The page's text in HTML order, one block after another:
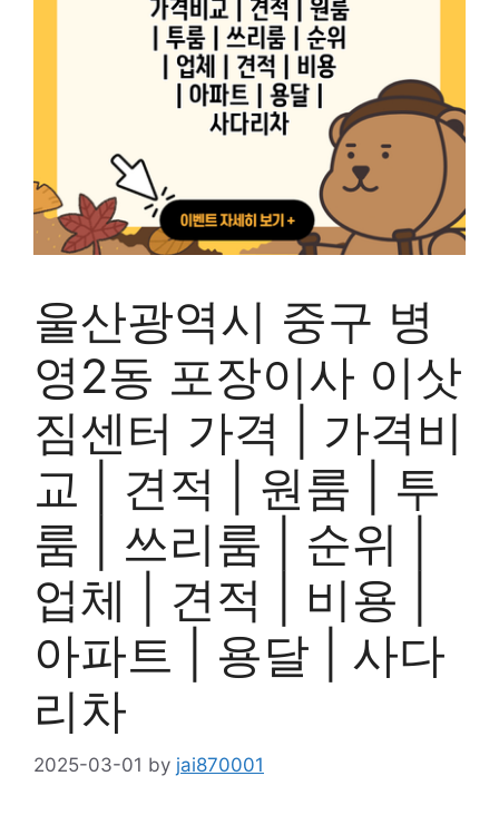
울산광역시 중구 병
영2동 포장이사 이삿
짐센터 가격 | 가격비
교 | 견적 | 원룸 | 투
룸 | 쓰리룸 | 순위 |
업체 | 견적 | 비용 |
아파트 | 용달 | 사다
리차
2025-03-01 by jai870001